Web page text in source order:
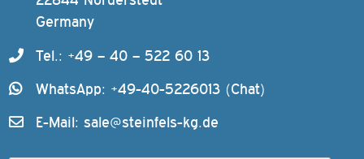
Germany
Tel.: +49 – 40 – 522 60 13
WhatsApp: +49-40-5226013 (Chat)
E-Mail: sale@steinfels-kg.de